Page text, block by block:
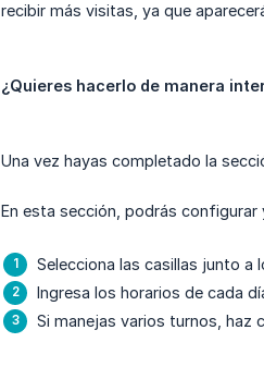
recibir más visitas, ya que
¿Quieres hacerlo de manera
Una vez hayas completado la
En esta sección, podrás
Selecciona las casillas junto a
Ingresa los horarios de cada
Si manejas varios turnos, haz